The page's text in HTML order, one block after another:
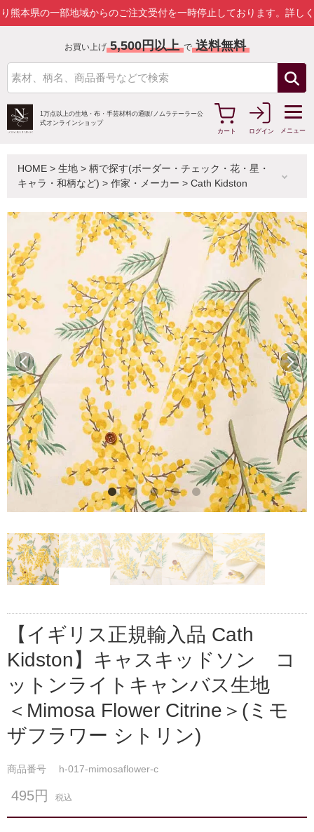
部地域からのご注文受付を一時停止しております。詳しくはこちら
お買い上げ 5,500円以上 で 送料無料
1万点以上の生地・布・手芸材料の通販/ ノムラテーラー公
式オンラインショップ
カート
ログイン メニュー
HOME > 生地 > 柄で探す(ボーダー・チェック・花・星・
キャラ・和柄など) > 作家・メーカー > Cath Kidston
前へ 次へ
【イギリス正規輸入品 Cath
Kidston】キャスキッドソン コ
ットンライトキャンバス生地
＜Mimosa Flower Citrine＞(ミモ
ザフラワー シトリン)
商品番号 h-017-mimosaflower-c
495円 税込